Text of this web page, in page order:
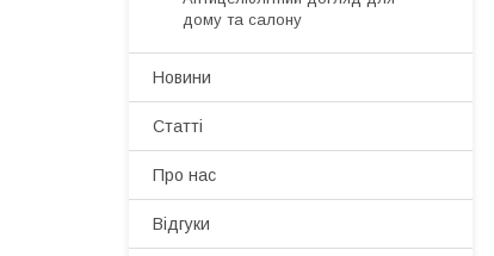
дому та салону
Новини
Статті
Про нас
Відгуки